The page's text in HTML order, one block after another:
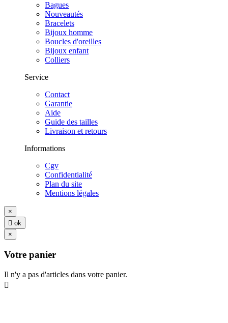
Bagues
Nouveautés
Bracelets
Bijoux homme
Boucles d'oreilles
Bijoux enfant
Colliers
Service
Contact
Garantie
Aide
Guide des tailles
Livraison et retours
Informations
Cgv
Confidentialité
Plan du site
Mentions légales
×
 ok
×
Votre panier
Il n'y a pas d'articles dans votre panier.